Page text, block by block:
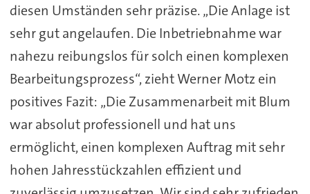
diesen Umständen sehr präzise. „Die Anlage ist
sehr gut angelaufen. Die Inbetriebnahme war
nahezu reibungslos für solch einen komplexen
Bearbeitungsprozess“, zieht Werner Motz ein
positives Fazit: „Die Zusammenarbeit mit Blum
war absolut professionell und hat uns
ermöglicht, einen komplexen Auftrag mit sehr
hohen Jahresstückzahlen effizient und